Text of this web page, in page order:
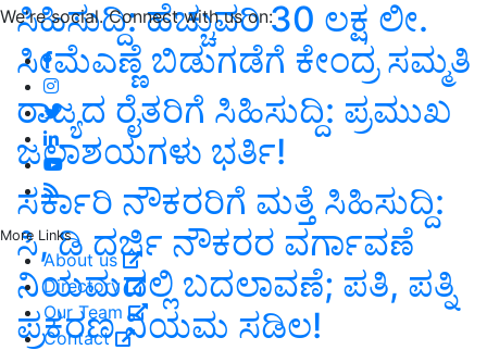
We're social. Connect with us on:
More Links
About us
Directory
Our Team
Contact
ಸಿಹಿಸುದ್ದಿ: ಹೆಚ್ಚುವರಿ 30 ಲಕ್ಷ ಲೀ.
ಸೀಮೆಎಣ್ಣೆ ಬಿಡುಗಡೆಗೆ ಕೇಂದ್ರ ಸಮ್ಮತಿ
ರಾಜ್ಯದ ರೈತರಿಗೆ ಸಿಹಿಸುದ್ದಿ: ಪ್ರಮುಖ
ಜಲಾಶಯಗಳು ಭರ್ತಿ!
ಸರ್ಕಾರಿ ನೌಕರರಿಗೆ ಮತ್ತೆ ಸಿಹಿಸುದ್ದಿ:
ಸಿ, ಡಿ ದರ್ಜಿ ನೌಕರರ ವರ್ಗಾವಣೆ
ನಿಯಮದಲ್ಲಿ ಬದಲಾವಣೆ; ಪತಿ, ಪತ್ನಿ
ಪ್ರಕರಣ ನಿಯಮ ಸಡಿಲ!